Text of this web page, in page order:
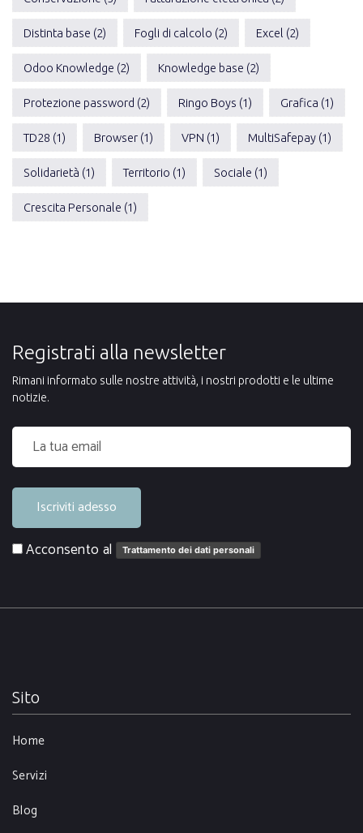
Distinta base (2) Fogli di calcolo (2) Excel (2)
Odoo Knowledge (2) Knowledge base (2)
Protezione password (2) Ringo Boys (1) Grafica (1)
TD28 (1) Browser (1) VPN (1) MultiSafepay (1)
Solidarietà (1) Territorio (1) Sociale (1)
Crescita Personale (1)
Registrati alla newsletter
Rimani informato sulle nostre attività, i nostri prodotti e le ultime
notizie.
Iscriviti adesso
Acconsento al Trattamento dei dati personali
Sito
Home
Servizi
Blog